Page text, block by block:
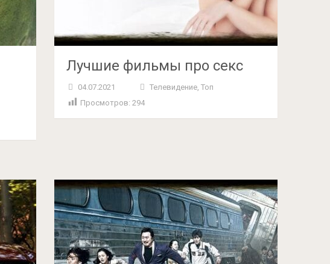
Лучшие фильмы про секс
04.07.2021 Телевидение ,Топ
Просмотров: 294